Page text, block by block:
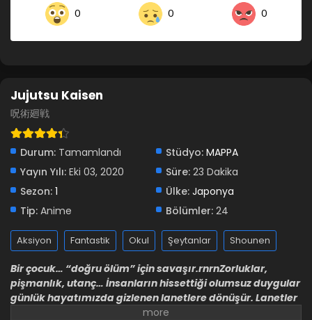
0 0 0
Jujutsu Kaisen
呪術廻戦
Durum: Tamamlandı Stüdyo: MAPPA
Yayın Yılı: Eki 03, 2020 Süre: 23 Dakika
Sezon: 1 Ülke: Japonya
Tip: Anime Bölümler: 24
Aksiyon Fantastik Okul Şeytanlar Shounen
Bir çocuk… “doğru ölüm” için savaşır.rnrnZorluklar,
pişmanlık, utanç… İnsanların hissettiği olumsuz duygular
günlük hayatımızda gizlenen lanetlere dönüşür. Lanetler
tüm dünyaya yayılır; insanları korkunç bir talihsizliğe,